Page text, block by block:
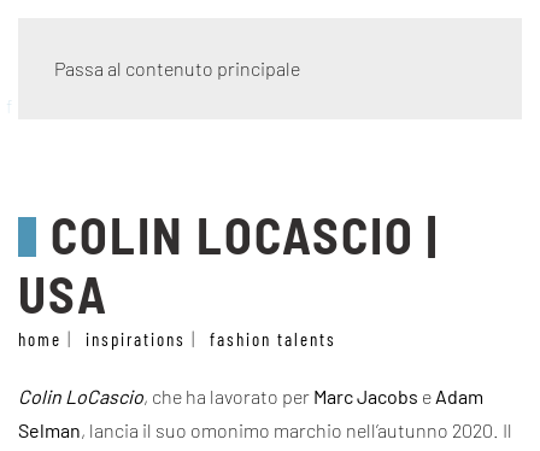
Passa al contenuto principale
fashion talents
COLIN LOCASCIO |
USA
home inspirations fashion talents
Colin LoCascio, che ha lavorato per Marc Jacobs e Adam
Selman, lancia il suo omonimo marchio nell’autunno 2020. Il